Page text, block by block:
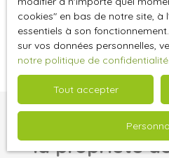
Aucun
Vous ne
la propriété
cookies″ en bas de notre site, à
essentiels à son
sur vos données personnelles,
notre politique de confidentialité
Tout accepter